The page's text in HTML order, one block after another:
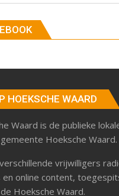
HOEKSCHE WAARD
Waard is de publieke
Hoeksche Waard.
vrijwilligers
en online content,
Hoeksche Waard.